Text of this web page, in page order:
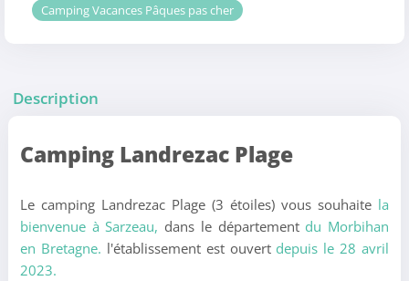
Camping Vacances Pâques pas cher
Description
Camping Landrezac Plage
Le camping Landrezac Plage (3 étoiles) vous souhaite la
bienvenue à Sarzeau, dans le département du Morbihan
en Bretagne. l'établissement est ouvert depuis le 28 avril
2023.